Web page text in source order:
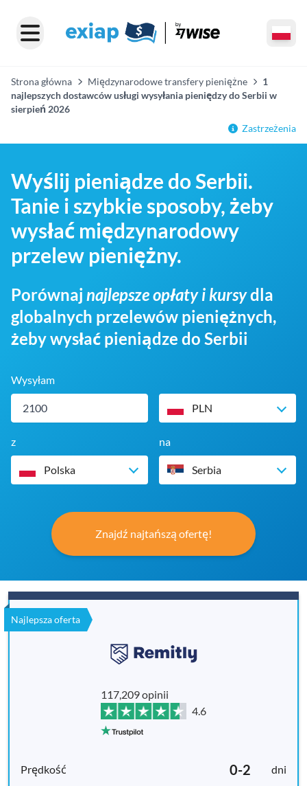
Strona główna Międzynarodowe transfery pieniężne
1
najlepszych dostawców usługi wysyłania pieniędzy do Serbii w
sierpień 2026
Zastrzeżenia
Wyślij pieniądze do Serbii.
Tanie i szybkie sposoby, żeby
wysłać międzynarodowy
przelew pieniężny.
Porównaj najlepsze opłaty i kursydla
globalnych przelewów pieniężnych,
żeby wysłać pieniądze do Serbii
Wysyłam
PLN
z
Polska
na
Serbia
Znajdź najtańszą ofertę!
Najlepsza oferta
117,209 opinii
4.6
0-2 dni